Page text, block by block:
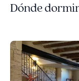
Dónde